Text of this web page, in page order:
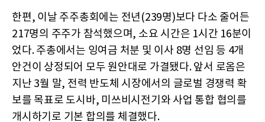
한편, 이날 주주총회에는 전년(239명)보다 다소 줄어든
217명의 주주가 참석했으며, 소요 시간은 1시간 16분이
었다. 주총에서는 잉여금 처분 및 이사 8명 선임 등 4개
안건이 상정되어 모두 원안대로 가결됐다. 앞서 로옴은
지난 3월 말, 전력 반도체 시장에서의 글로벌 경쟁력 확
보를 목표로 도시바, 미쓰비시전기와 사업 통합 협의를
개시하기로 기본 합의를 체결했다.